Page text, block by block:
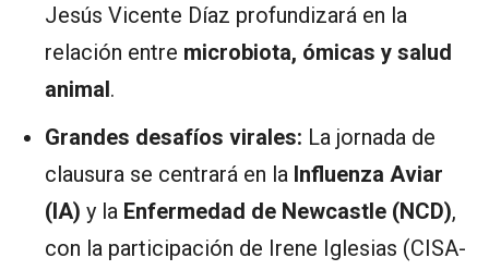
Jesús Vicente Díaz profundizará en la
relación entre microbiota, ómicas y salud
animal.
Grandes desafíos virales: La jornada de
clausura se centrará en la Influenza Aviar
(IA) y la Enfermedad de Newcastle (NCD),
con la participación de Irene Iglesias (CISA-